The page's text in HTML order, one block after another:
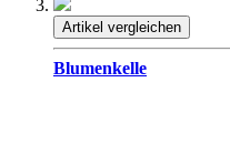
Artikel vergleichen
Blumenkelle